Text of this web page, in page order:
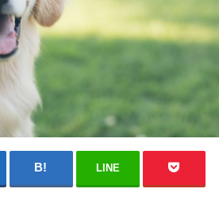
LINE